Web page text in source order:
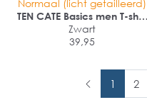
Normaal (licht getailleerd)
TEN CATE Basics men T-shirt
(2-pack)
Zwart
39,95
1 2